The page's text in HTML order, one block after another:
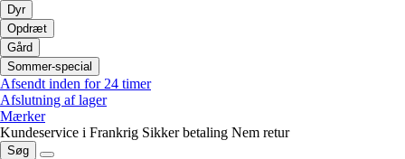
Dyr
Opdræt
Gård
Sommer-special
Afsendt inden for 24 timer
Afslutning af lager
Mærker
Kundeservice i Frankrig Sikker betaling Nem retur
Søg